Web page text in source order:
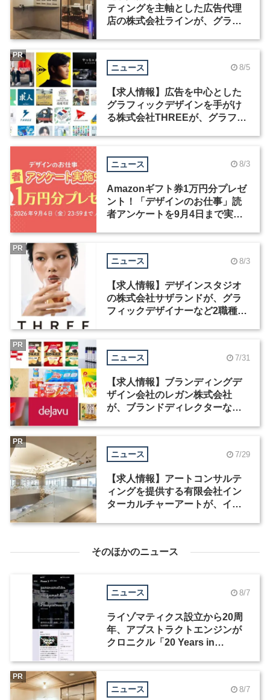
ティングを主軸とした広告代理
店の株式会社ラインが、グラフ
ニュース 8/5
【求人情報】広告を中心とした
グラフィックデザインを手がけ
る株式会社THREEが、グラフィ
PR
ニュース 8/3
Amazonギフト券1万円分プレゼ
ント！「デザインのお仕事」読
者アンケートを9月4日まで実施
ニュース 8/3
【求人情報】デザインスタジオ
の株式会社サザランドが、グラ
フィックデザイナーなど2職種を
PR
ニュース 7/31
【求人情報】ブランディングデ
ザイン会社のレガン株式会社
が、ブランドディレクターなど3
PR
ニュース 7/29
【求人情報】アートコンサルテ
ィングを提供する有限会社イン
ターカルチャーアートが、イン
PR
そのほかのニュース
ニュース 8/7
ライゾマティクス設立から20周
年、アブストラクトエンジンが
クロニクル「20 Years in
ニュース 8/7
PR